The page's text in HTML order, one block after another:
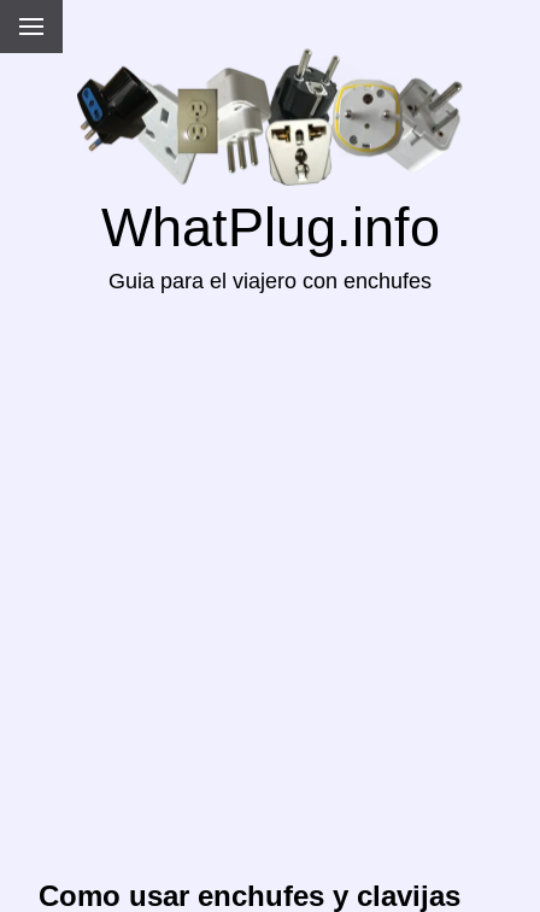
WhatPlug.info
Guia para el viajero con enchufes
Como usar enchufes y clavijas